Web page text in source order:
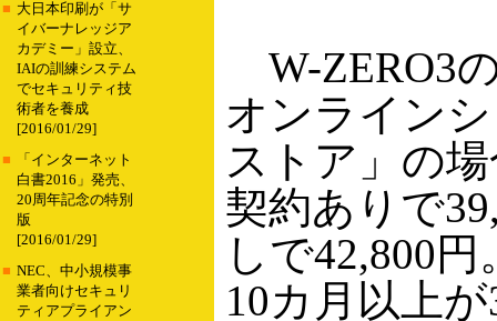
■ 大日本印刷が「サ
イバーナレッジア
カデミー」設立、
IAIの訓練システム
でセキュリティ技
術者を養成
[2016/01/29]
■
「インターネット
白書2016」発売、
20周年記念の特別
版
[2016/01/29]
■ NEC、中小規模事
業者向けセキュリ
ティアプライアン
W-ZERO3
オンライン
ストア」の
契約ありで
しで42,800
10カ月以上